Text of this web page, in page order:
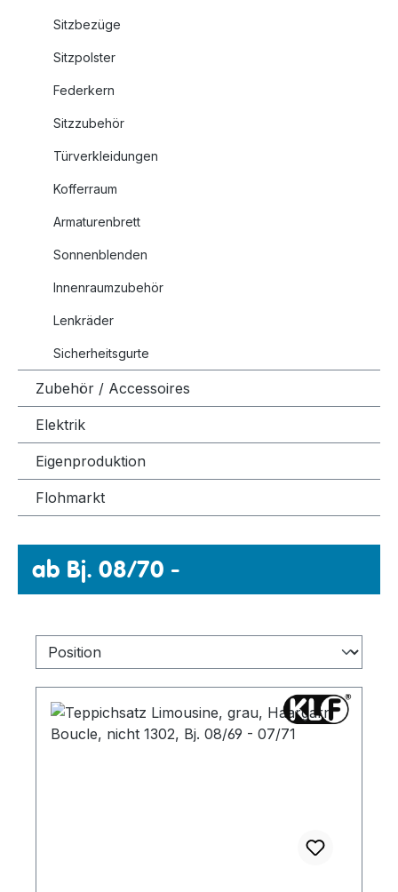
Sitzbezüge
Sitzpolster
Federkern
Sitzzubehör
Türverkleidungen
Kofferraum
Armaturenbrett
Sonnenblenden
Innenraumzubehör
Lenkräder
Sicherheitsgurte
Zubehör / Accessoires
Elektrik
Eigenproduktion
Flohmarkt
ab Bj. 08/70 -